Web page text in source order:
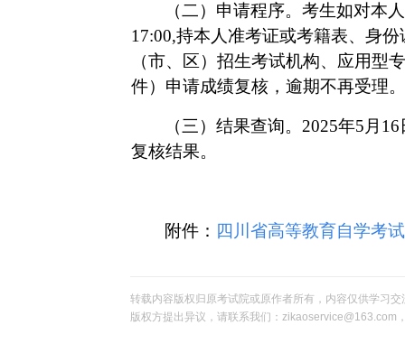
（二）申请程序。考生如对本
17:00,持本人准考证或考籍表、身
（市、区）招生考试机构、应用型
件）申请成绩复核，逾期不再受理。
（三）结果查询。 2025年5月
复核结果。
附件： 四川省高等教育自学考
转载内容版权归原考试院或原作者所有，内容仅供学习
版权方提出异议，请联系我们：zikaoservice@163.com